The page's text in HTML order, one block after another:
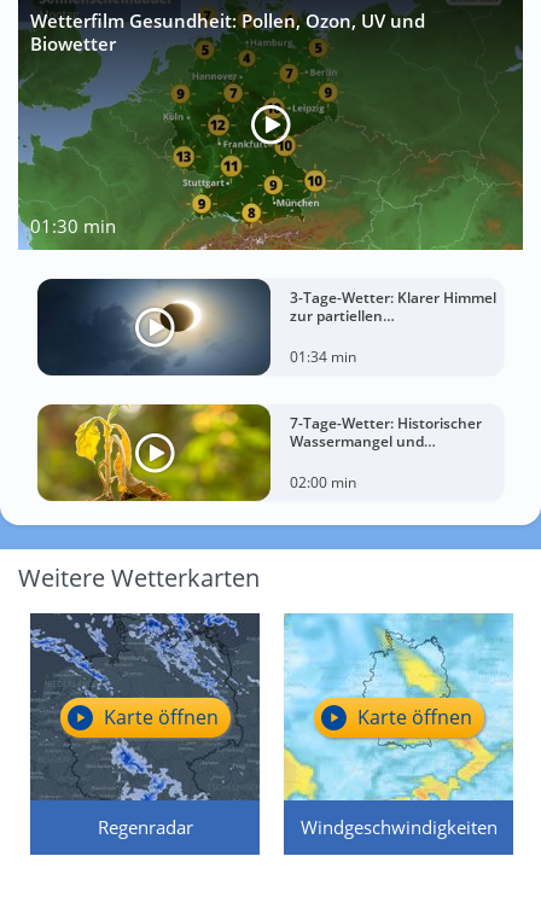
Wetterfilm Gesundheit: Pollen, Ozon, UV und
Biowetter
01:30 min
3-Tage-Wetter: Klarer Himmel
zur partiellen
Mittwoch?
01:34 min
7-Tage-Wetter: Historischer
Wassermangel und
02:00 min
Weitere Wetterkarten
Regenradar
Karte öffnen
Windgeschwindigkeiten
Karte öffnen